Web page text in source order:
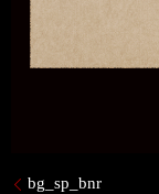
bg_sp_bnr